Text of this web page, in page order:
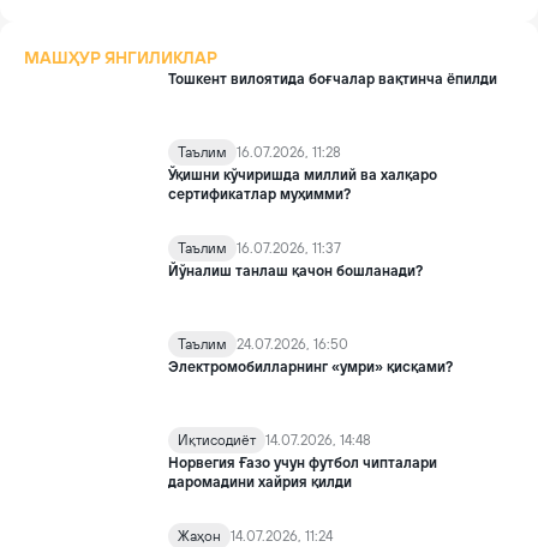
МАШҲУР ЯНГИЛИКЛАР
Тошкент вилоятида боғчалар вақтинча ёпилди
Таълим
16.07.2026, 11:28
Ўқишни кўчиришда миллий ва халқаро
сертификатлар муҳимми?
Таълим
16.07.2026, 11:37
Йўналиш танлаш қачон бошланади?
Таълим
24.07.2026, 16:50
Электромобилларнинг «умри» қисқами?
Иқтисодиёт 14.07.2026, 14:48
Норвегия Ғазо учун футбол чипталари
даромадини хайрия қилди
Жаҳон
14.07.2026, 11:24